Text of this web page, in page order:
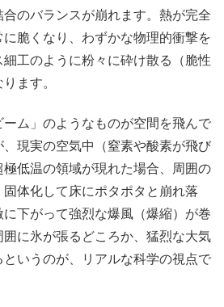
のバランスが崩れます。熱が完全
脆くなり、わずかな物理的衝撃を
工のように粉々に砕け散る（脆性
ます。
ーム」のようなものが空間を飛んで
現実の空気中（窒素や酸素が飛び
低温の領域が現れた場合、周囲の
体化して床にポタポタと崩れ落
下がって強烈な爆風（爆縮）が巻
に氷が張るどころか、猛烈な大気
いうのが、リアルな科学の視点で